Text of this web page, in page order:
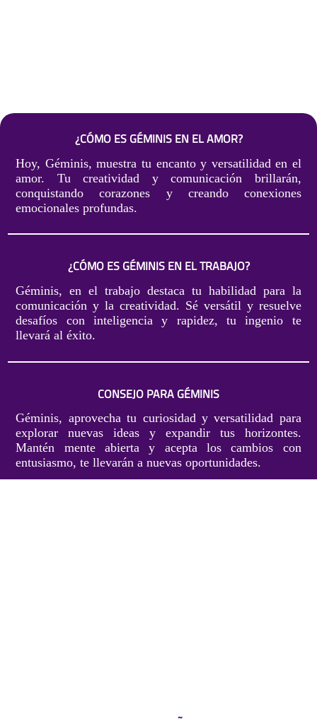
¿CÓMO ES GÉMINIS EN EL AMOR?
Hoy, Géminis, muestra tu encanto y versatilidad en el
amor. Tu creatividad y comunicación brillarán,
conquistando corazones y creando conexiones
emocionales profundas.
¿CÓMO ES GÉMINIS EN EL TRABAJO?
Géminis, en el trabajo destaca tu habilidad para la
comunicación y la creatividad. Sé versátil y resuelve
desafíos con inteligencia y rapidez, tu ingenio te
llevará al éxito.
CONSEJO PARA GÉMINIS
Géminis, aprovecha tu curiosidad y versatilidad para
explorar nuevas ideas y expandir tus horizontes.
Mantén mente abierta y acepta los cambios con
entusiasmo, te llevarán a nuevas oportunidades.